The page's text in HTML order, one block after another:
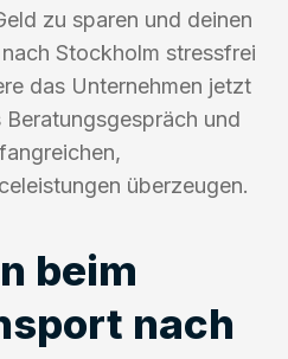
zu sparen und deinen
Stockholm stressfrei
das Unternehmen jetzt
und
überzeugen.
beim
nach